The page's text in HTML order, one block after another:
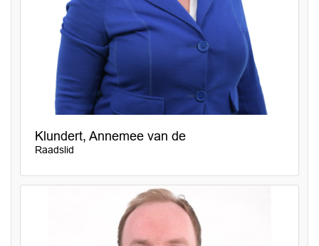
Klundert, Annemee van de
Raadslid